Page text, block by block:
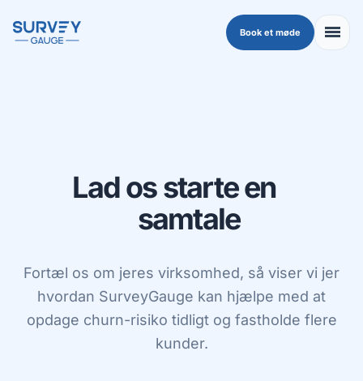
Book et møde menu
Lad os starte en
samtale
Fortæl os om jeres virksomhed, så viser vi jer
hvordan SurveyGauge kan hjælpe med at
opdage churn-risiko tidligt og fastholde flere
kunder.